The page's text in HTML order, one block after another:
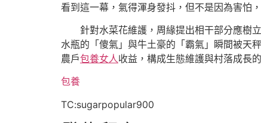
看到這一幕，氣得渾身發抖，但不是因為害怕
針對水菜花維護，周緣提出相干部分應樹
水瓶的「傻氣」與牛土豪的「霸氣」瞬間被天
農戶包養女人收益，構成生態維護與村落成長
包養
TC:sugarpopular900